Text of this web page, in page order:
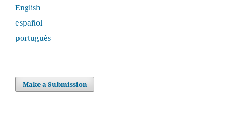
English
español
português
Make a Submission